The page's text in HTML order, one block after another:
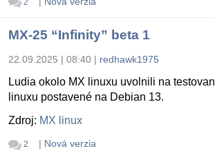
2
MX-25 “Infinity” beta 1
22.09.2025 | 08:40 | redhawk1975
Ludia okolo MX linuxu uvolnili na
linuxu postavené na Debian 13.
Zdroj: MX linux
2 | Nová verzia